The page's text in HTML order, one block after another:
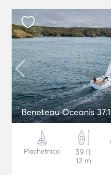
Beneteau Oceanis 37.1
Plachetnica
39 ft
12 m